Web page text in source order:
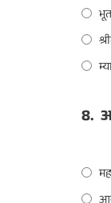
8.